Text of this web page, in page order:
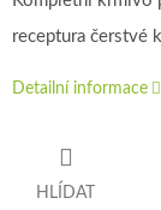
receptura čerstvé
Detailní informace
HLÍDAT